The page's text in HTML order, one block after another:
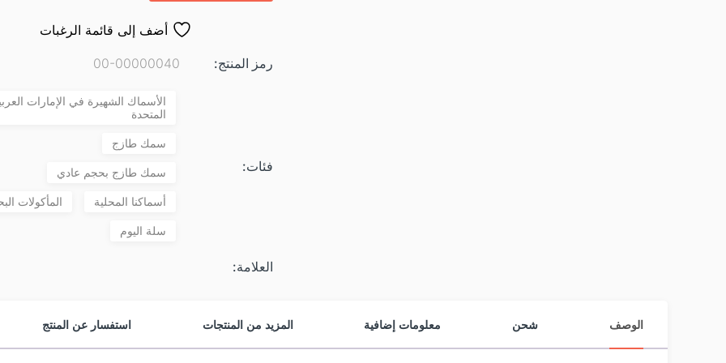
أضف إلى قائمة الرغبات
رمز المنتج: 00-00000040
فئات:
الأسماك الشهيرة في الإمارات
المتحدة
سمك طازج
سمك طازج بحجم عادي
أسماكنا المحلية المأكولات
سلة اليوم
العلامة:
الوصف شحن معلومات إضافية المزيد من المنتجات استفسار عن المنتج